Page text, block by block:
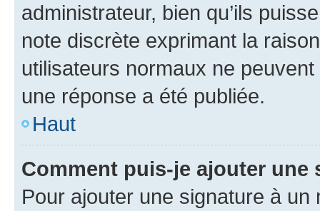
administrateur, bien qu’ils
note discrète exprimant la
utilisateurs normaux ne
une réponse a été publiée.
Haut
Comment puis-je ajouter une
Pour ajouter une signature à un